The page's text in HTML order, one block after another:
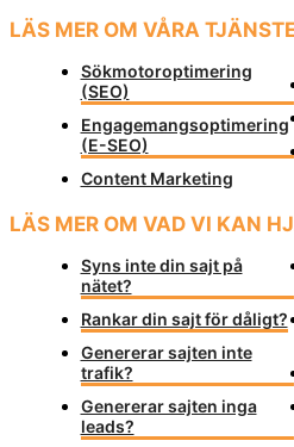
LÄS MER OM VÅRA
Sökmotoroptimering
(SEO)
Engagemangsoptimering
(E-SEO)
Content Marketing
LÄS MER OM VAD VI KAN
Syns inte din sajt på
nätet?
Rankar din sajt för dåligt?
Genererar sajten inte
trafik?
Genererar sajten inga
leads?